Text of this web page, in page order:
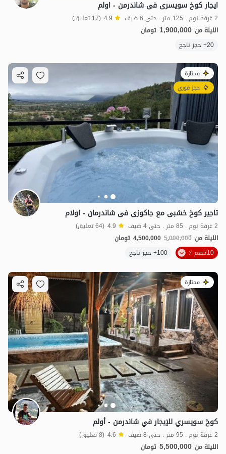
ایجار کوخ سویسری فی شاندرمن - اولم
2 غرفة نوم . 125 متر . حتى 6 ضيف 4.9 (17 تعليق)
الليلة من 1,900,000 تومان
20+ حجز ناجح
ممتازة
حجز فوري
تاجیر کوخ خشبی مع جاکوزی فی شاندرمان - اولام
2 غرفة نوم . 85 متر . حتى 4 ضيف 4.9 (64 تعليق)
الليلة من 5,000,000
4,500,000 تومان
10خصم ٪
100+ حجز ناجح
ممتازة
كوخ سويسري للإيجار في شاندرمن - أولم
2 غرفة نوم . 95 متر . حتى 8 ضيف 4.6 (8 تعليق)
الليلة من 5,500,000 تومان